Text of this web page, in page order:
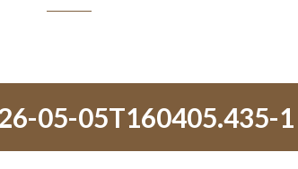
05-05T160405.435-1